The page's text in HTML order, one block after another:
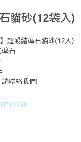
貓砂(12袋入)
超凝結礦石貓砂(12入)
礦石
聯絡我們!
NT$1,180